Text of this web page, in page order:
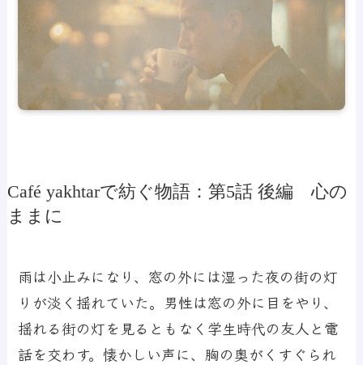
Café yakhtarで紡ぐ物語：第5話 後編 心の
ままに
雨は小止みになり、窓の外には湿った夜の街の灯
りが淡く揺れていた。男性は窓の外に目をやり、
揺れる街の灯を見るともなく学生時代の友人と電
話を交わす。懐かしい声に、胸の奥がくすぐられ